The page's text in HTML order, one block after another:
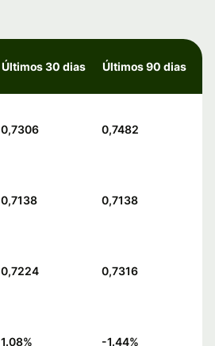
Últimos 30 dias Últimos 90 dias
0,7306 0,7482
0,7138 0,7138
0,7224 0,7316
1.08% -1.44%